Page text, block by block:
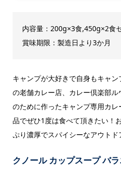
内容量：200g×3食,450g×2食
賞味期限：製造日より3か月
キャンプが大好きで自身もキャ
の老舗カレー店、カレー倶楽部
のために作ったキャンプ専用カ
品でぜひ1度は食べて頂きたい！
ぷり濃厚でスパイシーなアウトド
クノール カップスープ バ